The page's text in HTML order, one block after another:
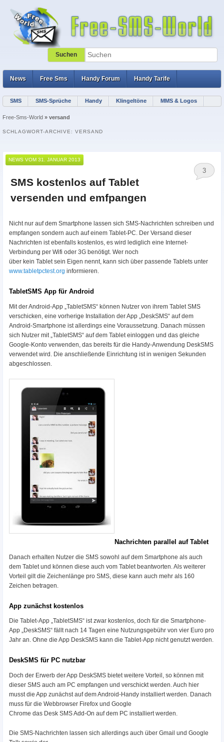
Suchen
Zum Inhalt wechseln
Zum sekundären Inhalt wechseln
News Free Sms Handy Forum Handy Tarife
SMS SMS-Sprüche Handy Klingeltöne MMS & Logos
Free-Sms-World » versand
SCHLAGWORT-ARCHIVE: VERSAND
SMS kostenlos auf Tablet
versenden und emfpangen
NEWS VOM 31. JANUAR 2013
3
Nicht nur auf dem Smartphone lassen sich SMS-Nachrichten schreiben und
empfangen sondern auch auf einem Tablet-PC. Der Versand dieser
Nachrichten ist ebenfalls kostenlos, es wird lediglich eine Internet-
Verbindung per Wifi oder 3G benötigt. Wer noch
über kein Tablet sein Eigen nennt, kann sich über passende Tablets unter
www.tabletpctest.org informieren.
TabletSMS App für Android
Mit der Android-App „TabletSMS“ können Nutzer von ihrem Tablet SMS
verschicken, eine vorherige Installation der App „DeskSMS“ auf dem
Android-Smartphone ist allerdings eine Voraussetzung. Danach müssen
sich Nutzer mit „TabletSMS“ auf dem Tablet einloggen und das gleiche
Google-Konto verwenden, das bereits für die Handy-Anwendung DeskSMS
verwendet wird. Die anschließende Einrichtung ist in wenigen Sekunden
abgeschlossen.
Nachrichten parallel auf Tablet
Danach erhalten Nutzer die SMS sowohl auf dem Smartphone als auch
dem Tablet und können diese auch vom Tablet beantworten. Als weiterer
Vorteil gilt die Zeichenlänge pro SMS, diese kann auch mehr als 160
Zeichen betragen.
App zunächst kostenlos
Die Tablet-App „TabletSMS“ ist zwar kostenlos, doch für die Smartphone-
App „DeskSMS“ fällt nach 14 Tagen eine Nutzungsgebühr von vier Euro pro
Jahr an. Ohne die App DeskSMS kann die Tablet-App nicht genutzt werden.
DeskSMS für PC nutzbar
Doch der Erwerb der App DeskSMS bietet weitere Vorteil, so können mit
dieser SMS auch am PC empfangen und verschickt werden. Auch hier
musst die App zunächst auf dem Android-Handy installiert werden. Danach
muss für die Webbrowser Firefox und Google
Chrome das Desk SMS Add-On auf dem PC installiert werden.
Die SMS-Nachrichten lassen sich allerdings auch über Gmail und Google